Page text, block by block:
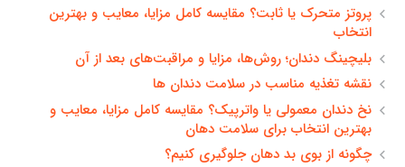
پروتز متحرک یا ثابت؟ مقایسه کامل مزایا، معایب و بهترین
انتخاب
بلیچینگ دندان؛ روش‌ها، مزایا و مراقبت‌های بعد از آن
نقشه تغذیه مناسب در سلامت دندان ها
نخ دندان معمولی یا واترپیک؟ مقایسه کامل مزایا، معایب و
بهترین انتخاب برای سلامت دهان
چگونه از بوی بد دهان جلوگیری کنیم؟